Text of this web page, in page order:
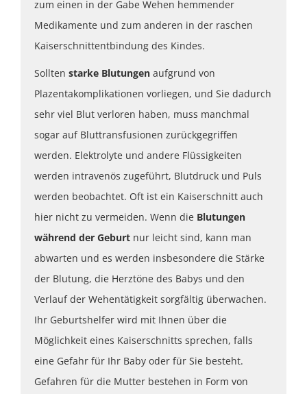
zum einen in der Gabe Wehen hemmender
Medikamente und zum anderen in der raschen
Kaiserschnittentbindung des Kindes.
Sollten starke Blutungen aufgrund von
Plazentakomplikationen vorliegen, und Sie dadurch
sehr viel Blut verloren haben, muss manchmal
sogar auf Bluttransfusionen zurückgegriffen
werden. Elektrolyte und andere Flüssigkeiten
werden intravenös zugeführt, Blutdruck und Puls
werden beobachtet. Oft ist ein Kaiserschnitt auch
hier nicht zu vermeiden. Wenn die Blutungen
während der Geburt nur leicht sind, kann man
abwarten und es werden insbesondere die Stärke
der Blutung, die Herztöne des Babys und den
Verlauf der Wehentätigkeit sorgfältig überwachen.
Ihr Geburtshelfer wird mit Ihnen über die
Möglichkeit eines Kaiserschnitts sprechen, falls
eine Gefahr für Ihr Baby oder für Sie besteht.
Gefahren für die Mutter bestehen in Form von